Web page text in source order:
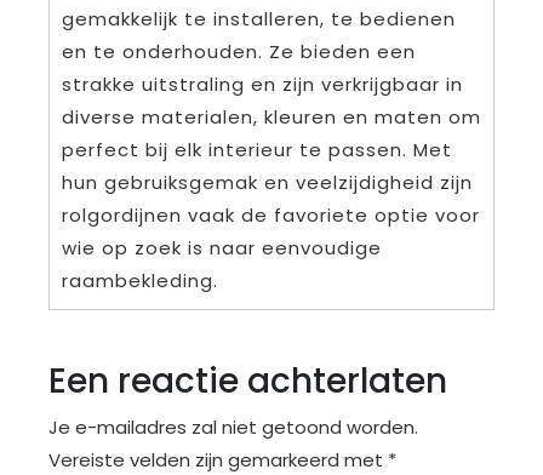
gemakkelijk te installeren, te bedienen
en te onderhouden. Ze bieden een
strakke uitstraling en zijn verkrijgbaar in
diverse materialen, kleuren en maten om
perfect bij elk interieur te passen. Met
hun gebruiksgemak en veelzijdigheid zijn
rolgordijnen vaak de favoriete optie voor
wie op zoek is naar eenvoudige
raambekleding.
Een reactie achterlaten
Je e-mailadres zal niet getoond worden.
Vereiste velden zijn gemarkeerd met *